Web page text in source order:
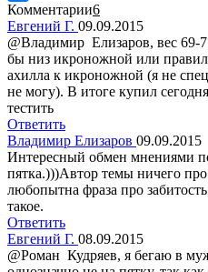
Комментарии6
Евгений Г. 09.09.2015
@Владимир Елизаров, вес 69-
бы низ икроножной или
ахилла к икроножной (я не
не могу). В итоге купил
тестить
Ответить
Владимир Елизаров 09.09.2015
Интересный обмен мнениями
пятка.)))Автор темы ничего
любопытна фраза про
такое.
Ответить
Евгений Г. 08.09.2015
@Роман Кудряев, я бегаю в